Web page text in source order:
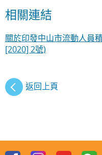
相關連結
關於印發中山市流動人員
[2020] 2號)
返回上頁